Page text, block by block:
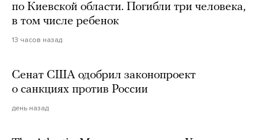
по Киевской области. Погибли три человека,
в том числе ребенок
13 часов назад
Сенат США одобрил законопроект
о санкциях против России
день назад